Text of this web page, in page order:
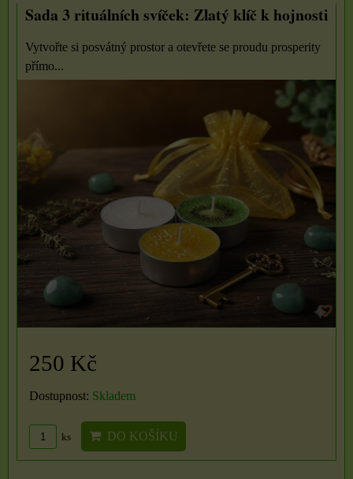
Sada 3 rituálních svíček: Zlatý klíč k hojnosti
Vytvořte si posvátný prostor a otevřete se proudu prosperity
přímo...
250 Kč
Dostupnost: Skladem
ks DO KOŠÍKU